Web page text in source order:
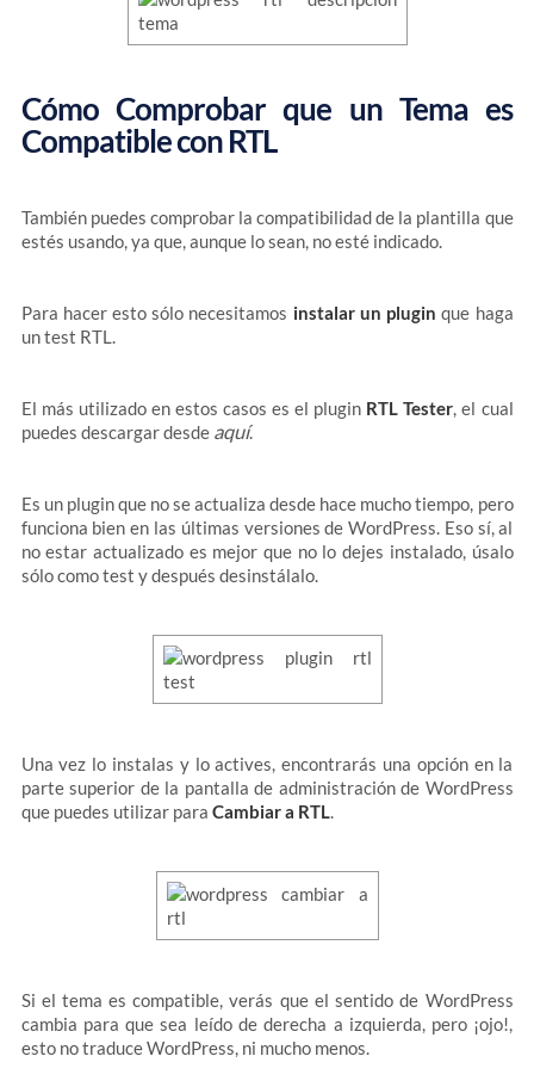
Cómo Comprobar que un Tema es
Compatible con RTL
También puedes comprobar la compatibilidad de la plantilla que
estés usando, ya que, aunque lo sean, no esté indicado.
Para hacer esto sólo necesitamos instalar un plugin que haga
un test RTL.
El más utilizado en estos casos es el plugin RTL Tester, el cual
puedes descargar desde aquí.
Es un plugin que no se actualiza desde hace mucho tiempo, pero
funciona bien en las últimas versiones de WordPress. Eso sí, al
no estar actualizado es mejor que no lo dejes instalado, úsalo
sólo como test y después desinstálalo.
Una vez lo instalas y lo actives, encontrarás una opción en la
parte superior de la pantalla de administración de WordPress
que puedes utilizar para Cambiar a RTL.
Si el tema es compatible, verás que el sentido de WordPress
cambia para que sea leído de derecha a izquierda, pero ¡ojo!,
esto no traduce WordPress, ni mucho menos.